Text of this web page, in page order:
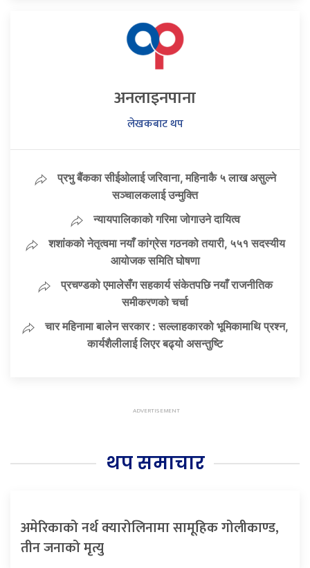
अनलाइनपाना
लेखकबाट थप
प्रभु बैंकका सीईओलाई जरिवाना, महिनाकै ५ लाख असुल्ने
सञ्चालकलाई उन्मुक्ति
न्यायपालिकाको गरिमा जोगाउने दायित्व
शशांकको नेतृत्वमा नयाँ कांग्रेस गठनको तयारी, ५५१ सदस्यीय
आयोजक समिति घोषणा
प्रचण्डको एमालेसँग सहकार्य संकेतपछि नयाँ राजनीतिक
समीकरणको चर्चा
चार महिनामा बालेन सरकार : सल्लाहकारको भूमिकामाथि प्रश्न,
कार्यशैलीलाई लिएर बढ्यो असन्तुष्टि
थप समाचार
अमेरिकाको नर्थ क्यारोलिनामा सामूहिक गोलीकाण्ड,
तीन जनाको मृत्यु